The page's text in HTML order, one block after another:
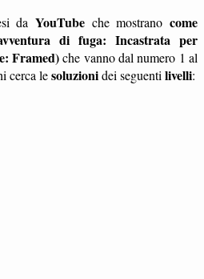
da YouTubeche mostranocome
di fuga: Incastrata per
Framed)che vanno dal numero 1 al
cerca lesoluzionidei seguenti livelli: